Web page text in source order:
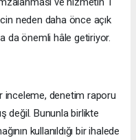
neden daha önce açık
da önemli hâle getiriyor.
inceleme, denetim raporu
değil. Bununla birlikte
kullanıldığı bir ihalede